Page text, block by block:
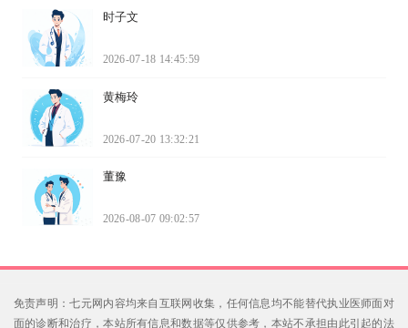
时子文
2026-07-18 14:45:59
黄梅玲
2026-07-20 13:32:21
董豫
2026-08-07 09:02:57
免责声明：七元网内容均来自互联网收集，任何信息均不能替代执业医师面对
面的诊断和治疗，本站所有信息和数据等仅供参考，本站不承担由此引起的法